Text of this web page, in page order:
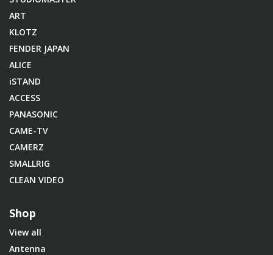
ART
KLOTZ
FENDER JAPAN
ALICE
iSTAND
ACCESS
PANASONIC
CAME-TV
CAMERZ
SMALLRIG
CLEAN VIDEO
Shop
View all
Antenna